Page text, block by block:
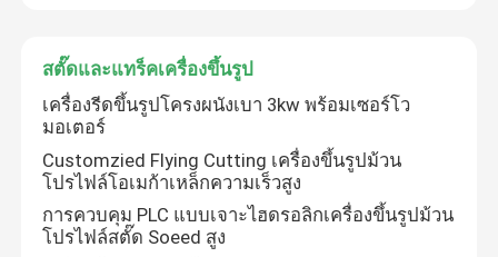
สตั๊ดและแทร็คเครื่องขึ้นรูป
เครื่องรีดขึ้นรูปโครงผนังเบา 3kw พร้อมเซอร์โว
มอเตอร์
Customzied Flying Cutting เครื่องขึ้นรูปม้วน
โปรไฟล์โอเมก้าเหล็กความเร็วสูง
การควบคุม PLC แบบเจาะไฮดรอลิกเครื่องขึ้นรูปม้วน
โปรไฟล์สตั๊ด Soeed สูง